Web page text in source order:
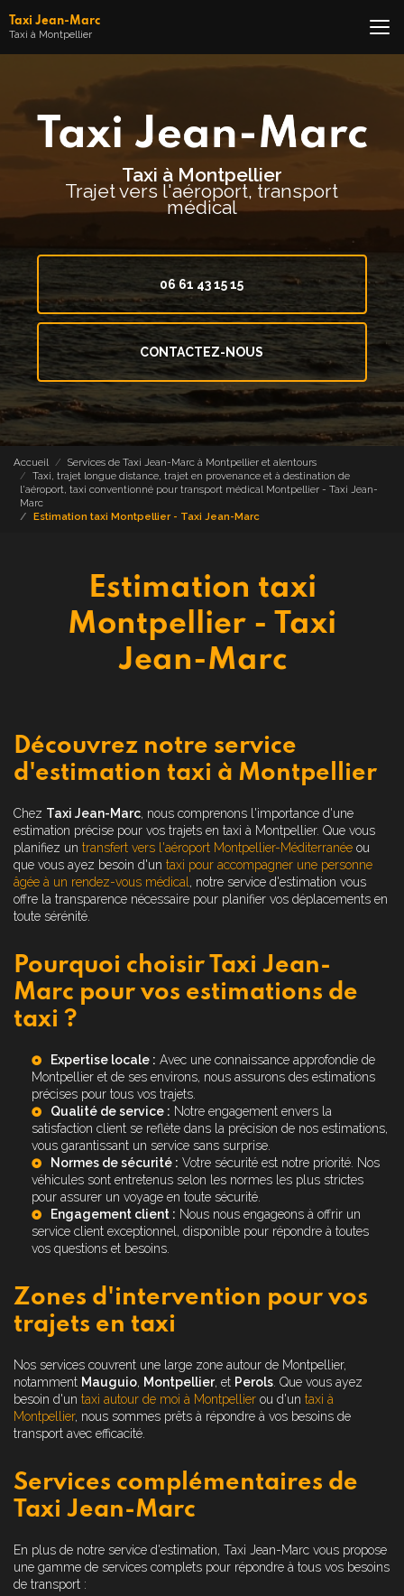
au
contenu
Taxi Jean-Marc
Taxi à Montpellier
Taxi à Montpellier
Trajet vers l'aéroport, transport
médical
06 61 43 15 15
CONTACTEZ-NOUS
Accueil
Services de Taxi Jean-Marc à Montpellier et alentours
Taxi, trajet longue distance, trajet en provenance et à destination de
l'aéroport, taxi conventionné pour transport médical Montpellier - Taxi Jean-
Marc
Estimation taxi Montpellier - Taxi Jean-Marc
Estimation taxi
Montpellier - Taxi
Jean-Marc
Découvrez notre service
d'estimation taxi à Montpellier
Chez Taxi Jean-Marc, nous comprenons l'importance d'une
estimation précise pour vos trajets en taxi à Montpellier. Que vous
planifiez un transfert vers l'aéroport Montpellier-Méditerranée ou
que vous ayez besoin d'un taxi pour accompagner une personne
âgée à un rendez-vous médical , notre service d'estimation vous
offre la transparence nécessaire pour planifier vos déplacements en
toute sérénité.
Pourquoi choisir Taxi Jean-
Marc pour vos estimations de
taxi ?
Expertise locale : Avec une connaissance approfondie de
Montpellier et de ses environs, nous assurons des estimations
précises pour tous vos trajets.
Qualité de service : Notre engagement envers la
satisfaction client se reflète dans la précision de nos estimations,
vous garantissant un service sans surprise.
Normes de sécurité : Votre sécurité est notre priorité. Nos
véhicules sont entretenus selon les normes les plus strictes
pour assurer un voyage en toute sécurité.
Engagement client : Nous nous engageons à offrir un
service client exceptionnel, disponible pour répondre à toutes
vos questions et besoins.
Zones d'intervention pour vos
trajets en taxi
Nos services couvrent une large zone autour de Montpellier,
notamment Mauguio, Montpellier, et Perols . Que vous ayez
besoin d'un taxi autour de moi à Montpellier ou d'un taxi à
Montpellier, nous sommes prêts à répondre à vos besoins de
transport avec efficacité.
Services complémentaires de
Taxi Jean-Marc
En plus de notre service d'estimation, Taxi Jean-Marc vous propose
une gamme de services complets pour répondre à tous vos besoins
de transport :